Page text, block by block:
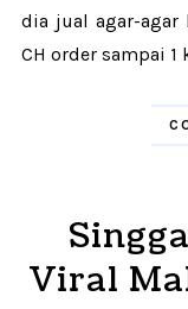
dia jual agar-agar
CH order sampai 1
Viral